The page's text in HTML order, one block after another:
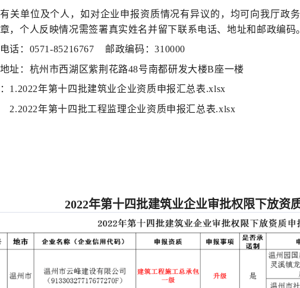
关单位及个人，如对企业申报资质情况有异议的，均可向我厅政
，个人反映情况需签署真实姓名并留下联系电话、地址和邮政编码
话：0571-85216767 邮政编码：310000
址：杭州市西湖区紫荆花路48号南都研发大楼B座一楼
1.2022年第十四批建筑业企业资质申报汇总表.xlsx
2022年第十四批工程监理企业资质申报汇总表.xlsx
2022年第十四批建筑业企业审批权限下放资